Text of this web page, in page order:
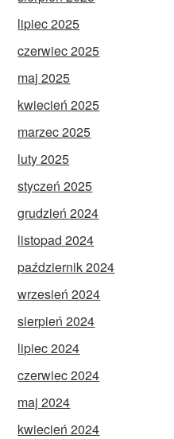
lipiec 2025
czerwiec 2025
maj 2025
kwiecień 2025
marzec 2025
luty 2025
styczeń 2025
grudzień 2024
listopad 2024
październik 2024
wrzesień 2024
sierpień 2024
lipiec 2024
czerwiec 2024
maj 2024
kwiecień 2024